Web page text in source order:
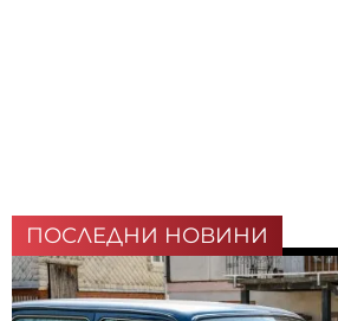
ПОСЛЕДНИ НОВИНИ